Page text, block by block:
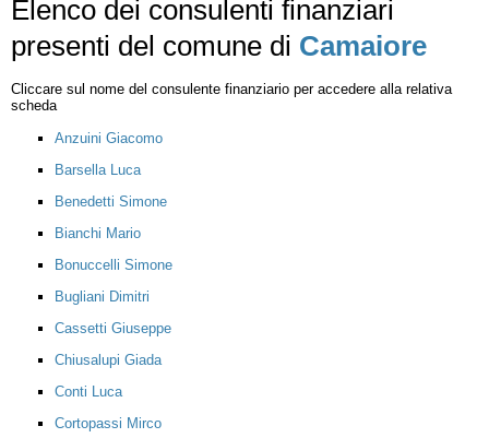
Elenco dei consulenti finanziari
presenti del comune di Camaiore
Cliccare sul nome del consulente finanziario per accedere alla relativa
scheda
Anzuini Giacomo
Barsella Luca
Benedetti Simone
Bianchi Mario
Bonuccelli Simone
Bugliani Dimitri
Cassetti Giuseppe
Chiusalupi Giada
Conti Luca
Cortopassi Mirco